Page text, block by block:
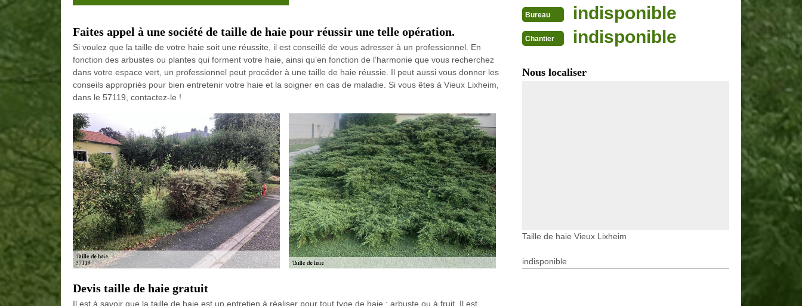
Faites appel à une société de taille de haie pour réussir une telle opération.
Si voulez que la taille de votre haie soit une réussite, il est conseillé de vous adresser à un professionnel. En
fonction des arbustes ou plantes qui forment votre haie, ainsi qu’en fonction de l’harmonie que vous recherchez
dans votre espace vert, un professionnel peut procéder à une taille de haie réussie. Il peut aussi vous donner les
conseils appropriés pour bien entretenir votre haie et la soigner en cas de maladie. Si vous êtes à Vieux Lixheim,
dans le 57119, contactez-le !
Devis taille de haie gratuit
Il est à savoir que la taille de haie est un entretien à réaliser pour tout type de haie : arbuste ou à fruit. Il est
Bureau indisponible
Chantier indisponible
Nous localiser
Taille de haie Vieux Lixheim
indisponible